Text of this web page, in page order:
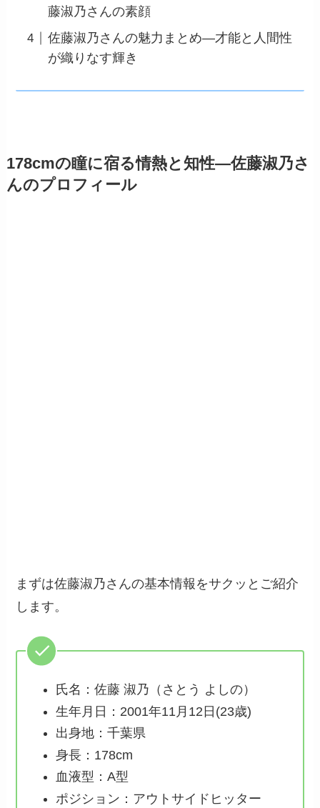
藤淑乃さんの素顔
佐藤淑乃さんの魅力まとめ—才能と人間性
が織りなす輝き
178cmの瞳に宿る情熱と知性—佐藤淑乃さ
んのプロフィール
まずは佐藤淑乃さんの基本情報をサクッとご紹介
します。
氏名：佐藤 淑乃（さとう よしの）
生年月日：2001年11月12日(23歳)
出身地：千葉県
身長：178cm
血液型：A型
ポジション：アウトサイドヒッター